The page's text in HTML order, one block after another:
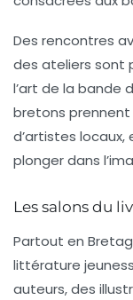
Des rencontres
des ateliers sont
l’art de la bande
bretons prennent
d’artistes
plonger dans
Les salons du
Partout en
littérature
auteurs, des